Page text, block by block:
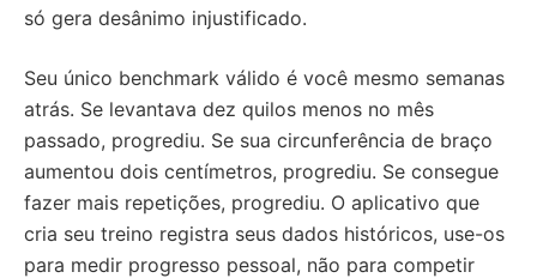
só gera desânimo injustificado.
Seu único benchmark válido é você mesmo semanas
atrás. Se levantava dez quilos menos no mês
passado, progrediu. Se sua circunferência de braço
aumentou dois centímetros, progrediu. Se consegue
fazer mais repetições, progrediu. O aplicativo que
cria seu treino registra seus dados históricos, use-os
para medir progresso pessoal, não para competir